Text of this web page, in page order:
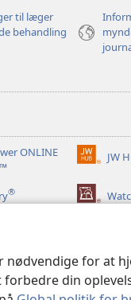
nødvendige for at
din
til læger
behandling
ONLINE
JW
(åbner
vindue)
®